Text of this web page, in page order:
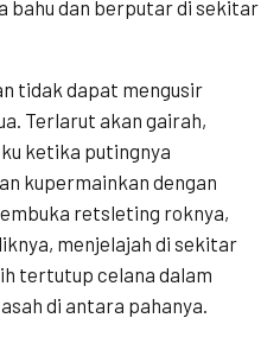
bahu dan berputar di sekitar
tidak dapat mengusir
Terlarut akan gairah,
ketika putingnya
kupermainkan dengan
retsleting roknya,
menjelajah di sekitar
tertutup celana dalam
di antara pahanya.